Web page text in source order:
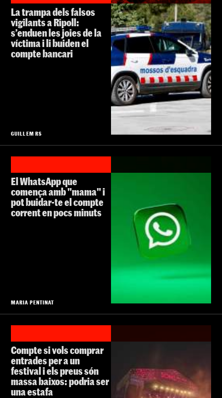
La trampa dels falsos
vigilants a Ripoll:
s’enduen les joies de la
víctima i li buiden el
compte bancari
GUILLEM RS
El WhatsApp que
comença amb "mama" i
pot buidar-te el compte
corrent en pocs minuts
MARIA PENTINAT
Compte si vols comprar
entrades per a un
festival i els preus són
massa baixos: podria ser
una estafa